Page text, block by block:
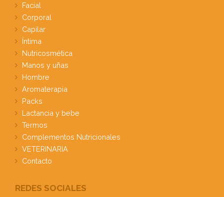
Facial
Corporal
Capilar
Íntima
Nutricosmética
Manos y uñas
Hombre
Aromaterapia
Packs
Lactancia y bebe
Termos
Complementos Nutricionales
VETERINARIA
Contacto
REDES SOCIALES